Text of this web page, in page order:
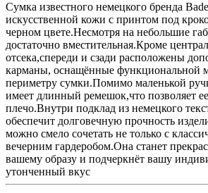
Сумка известного немецкого бренда
искусственной кожи с принтом под
черном цвете.Несмотря на небольшие
достаточно вместительная.Кроме
отсека,спереди и сзади расположены
карманы, оснащённые функциональной
периметру сумки.Помимо маленькой
имеет длинный ремешок,что позволяет
плечо.Внутри подклад из немецкого
обеспечит долговечную прочность
можно смело сочетать не только с
вечерним гардеробом.Она станет
вашему образу и подчеркнёт вашу
утонченный вкус